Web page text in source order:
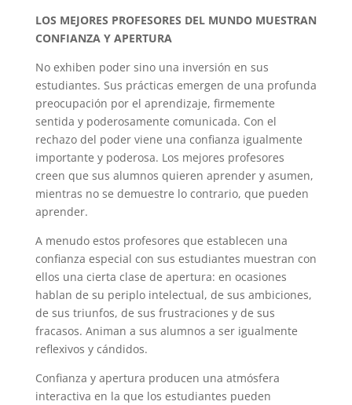
LOS MEJORES PROFESORES DEL MUNDO MUESTRAN
CONFIANZA Y APERTURA
No exhiben poder sino una inversión en sus
estudiantes. Sus prácticas emergen de una profunda
preocupación por el aprendizaje, firmemente
sentida y poderosamente comunicada. Con el
rechazo del poder viene una confianza igualmente
importante y poderosa. Los mejores profesores
creen que sus alumnos quieren aprender y asumen,
mientras no se demuestre lo contrario, que pueden
aprender.
A menudo estos profesores que establecen una
confianza especial con sus estudiantes muestran con
ellos una cierta clase de apertura: en ocasiones
hablan de su periplo intelectual, de sus ambiciones,
de sus triunfos, de sus frustraciones y de sus
fracasos. Animan a sus alumnos a ser igualmente
reflexivos y cándidos.
Confianza y apertura producen una atmósfera
interactiva en la que los estudiantes pueden